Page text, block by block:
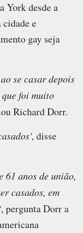
York desde a
cidade e
gay seja
se casar depois
foi muito
Richard Dorr.
, disse
61 anos de união,
casados, em
, pergunta Dorr a